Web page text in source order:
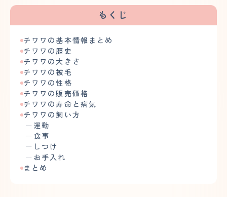
もくじ
チワワの基本情報まとめ
チワワの歴史
チワワの大きさ
チワワの被毛
チワワの性格
チワワの販売価格
チワワの寿命と病気
チワワの飼い方
運動
食事
しつけ
お手入れ
まとめ